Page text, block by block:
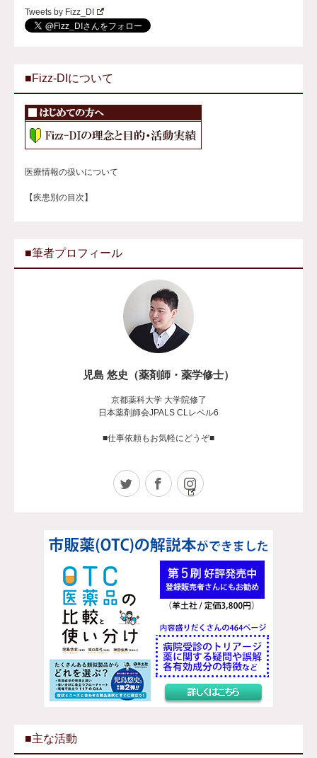
Tweets by Fizz_DI
■Fizz-DIについて
医療情報の扱いについて
【疾患別の目次】
■筆者プロフィール
児島 悠史（薬剤師・薬学修士）
京都薬科大学 大学院修了
日本薬剤師会JPALS CLレベル6
■仕事依頼もお気軽にどうぞ■
Twitter Facebook
■主な活動